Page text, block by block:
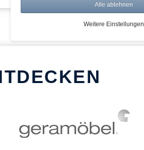
Alle ablehnen
Weitere Einstellungen